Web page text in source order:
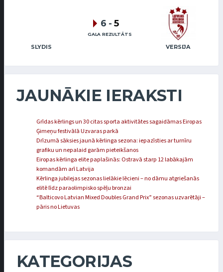
SLYDIS VERSIJA
6 - 5
GALA REZULTĀTS
JAUNĀKIE IERAKSTI
Grīdas kērlings un 30 citas sporta aktivitātes sagaidāmas Eiropas
Ģimeņu festivālā Uzvaras parkā
Drīzumā sāksies jaunā kērlinga sezona: iepazīsties ar turnīru
grafiku un nepalaid garām pieteikšanos
Eiropas kērlinga elite paplašinās: Ostravā starp 12 labākajām
komandām arī Latvija
Kērlinga jubilejas sezonas lielākie lēcieni – no dāmu atgriešanās
elitē līdz paraolimpisko spēļu bronzai
“Balticovo Latvian Mixed Doubles Grand Prix” sezonas uzvarētāji –
pāris no Lietuvas
KATEGORIJAS